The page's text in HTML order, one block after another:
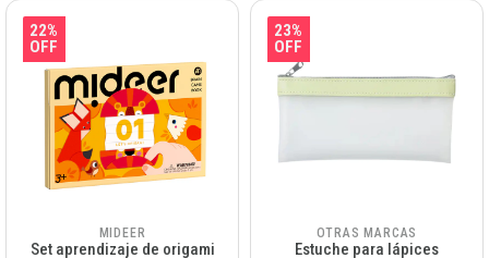
22%
OFF
MIDEER
Set aprendizaje de origami
23%
OFF
OTRAS MARCAS
Estuche para lápices